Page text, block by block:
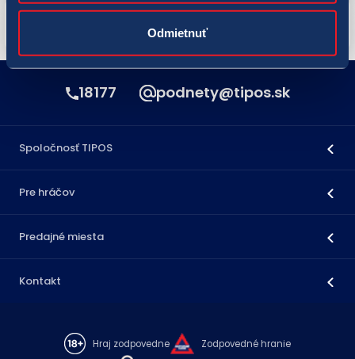
Odmietnuť
UTR, ženy - Newport Beach (USA, tvrdý p.)
18177 podnety@tipos.sk
Spoločnosť TIPOS
Pre hráčov
Predajné miesta
Kontakt
Hraj zodpovedne
Zodpovedné hranie